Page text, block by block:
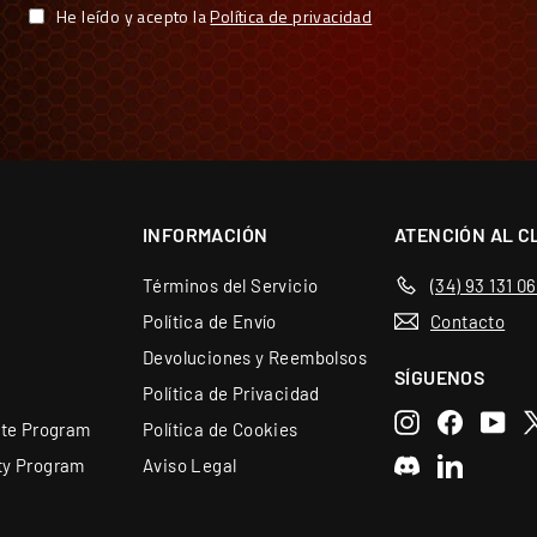
GARANTÍAS
y Portugal — más de 70 marcas
He leído y acepto laPolítica de privacidad
Program
Program
INFORMACIÓN
Términos del Servicio
Política de Envío
Devoluciones y Reembolsos
Política de Privacidad
Política de Cookies
Aviso Legal
ATENCIÓN AL
(34) 93 131
Contacto
SÍGUENOS
Instagram X
Discord